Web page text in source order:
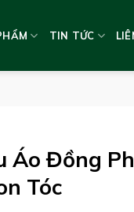
TIN TỨC
Áo Đồng
Tóc